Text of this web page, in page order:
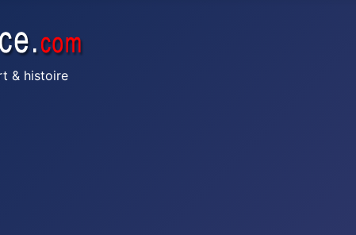
& histoire